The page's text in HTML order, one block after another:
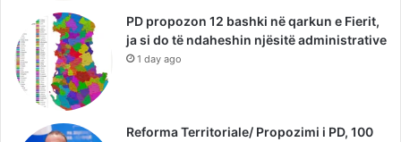
PD propozon 12 bashki në qarkun e Fierit,
ja si do të ndaheshin njësitë administrative
1 day ago
Reforma Territoriale/ Propozimi i PD, 100